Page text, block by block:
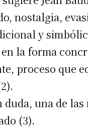
nostalgia,
y
la forma
proceso que
una de
(3).